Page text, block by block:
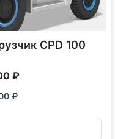
CPD 100
₽
₽